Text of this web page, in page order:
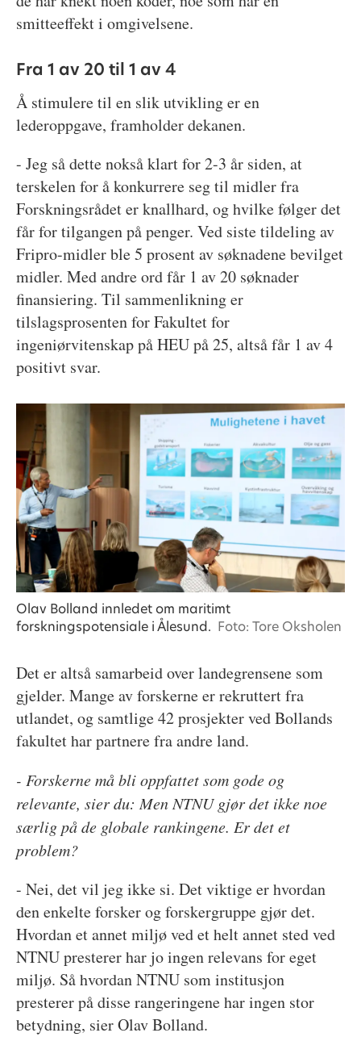
smitteeffekt i omgivelsene.
Fra 1 av 20 til 1 av 4
Å stimulere til en slik utvikling er en
lederoppgave, framholder dekanen.
- Jeg så dette nokså klart for 2-3 år siden, at
terskelen for å konkurrere seg til midler fra
Forskningsrådet er knallhard, og hvilke følger det
får for tilgangen på penger. Ved siste tildeling av
Fripro-midler ble 5 prosent av søknadene bevilget
midler. Med andre ord får 1 av 20 søknader
finansiering. Til sammenlikning er
tilslagsprosenten for Fakultet for
ingeniørvitenskap på HEU på 25, altså får 1 av 4
positivt svar.
Olav Bolland innledet om maritimt
forskningspotensiale i Ålesund. Foto: Tore Oksholen
Det er altså samarbeid over landegrensene som
gjelder. Mange av forskerne er rekruttert fra
utlandet, og samtlige 42 prosjekter ved Bollands
fakultet har partnere fra andre land.
- Forskerne må bli oppfattet som gode og
relevante, sier du: Men NTNU gjør det ikke noe
særlig på de globale rankingene. Er det et
problem?
- Nei, det vil jeg ikke si. Det viktige er hvordan
den enkelte forsker og forskergruppe gjør det.
Hvordan et annet miljø ved et helt annet sted ved
NTNU presterer har jo ingen relevans for eget
miljø. Så hvordan NTNU som institusjon
presterer på disse rangeringene har ingen stor
betydning, sier Olav Bolland.